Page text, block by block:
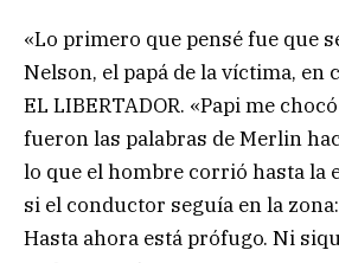
«Lo primero que pensé fue que
Nelson, el papá de la víctima, en
EL LIBERTADOR. «Papi me
fueron las palabras de Merlin
lo que el hombre corrió hasta la
si el conductor seguía en la
Hasta ahora está prófugo. Ni